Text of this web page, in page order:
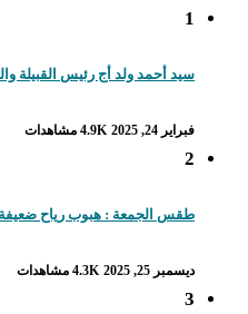
1
سيد أحمد ولد أج رئيس القبيلة
فبراير 24, 2025 4.9K مشاهدات
2
طقس الجمعة : هبوب رياح ضعيفة
ديسمبر 25, 2025 4.3K مشاهدات
3